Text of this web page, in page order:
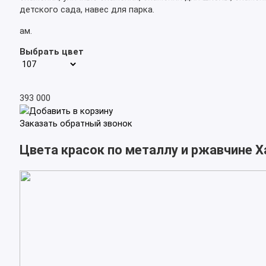
детского сада, навес для парка.
ам.
Выбрать цвет
393 000
Добавить в корзину
Заказать обратный звонок
Цвета красок по металлу и ржавчине